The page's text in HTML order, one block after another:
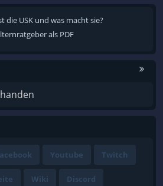
die USK und was macht sie?
als PDF
Youtube Twitch
Wiki Discord